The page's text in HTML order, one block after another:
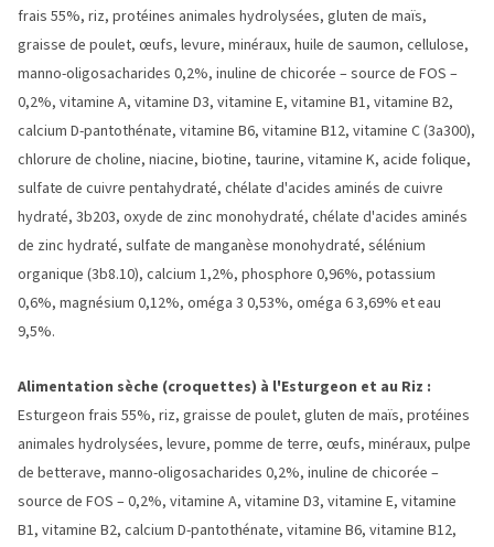
frais 55%, riz, protéines animales hydrolysées, gluten de maïs,
graisse de poulet, œufs, levure, minéraux, huile de saumon, cellulose,
manno-oligosacharides 0,2%, inuline de chicorée – source de FOS –
0,2%, vitamine A, vitamine D3, vitamine E, vitamine B1, vitamine B2,
calcium D-pantothénate, vitamine B6, vitamine B12, vitamine C (3a300),
chlorure de choline, niacine, biotine, taurine, vitamine K, acide folique,
sulfate de cuivre pentahydraté, chélate d'acides aminés de cuivre
hydraté, 3b203, oxyde de zinc monohydraté, chélate d'acides aminés
de zinc hydraté, sulfate de manganèse monohydraté, sélénium
organique (3b8.10), calcium 1,2%, phosphore 0,96%, potassium
0,6%, magnésium 0,12%, oméga 3 0,53%, oméga 6 3,69% et eau
9,5%.
Alimentation sèche (croquettes) à l'Esturgeon et au Riz :
Esturgeon frais 55%, riz, graisse de poulet, gluten de maïs, protéines
animales hydrolysées, levure, pomme de terre, œufs, minéraux, pulpe
de betterave, manno-oligosacharides 0,2%, inuline de chicorée –
source de FOS – 0,2%, vitamine A, vitamine D3, vitamine E, vitamine
B1, vitamine B2, calcium D-pantothénate, vitamine B6, vitamine B12,